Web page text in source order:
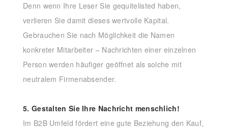
Denn wenn Ihre Leser Sie gequitelisted haben,
verlieren Sie damit dieses wertvolle Kapital.
Gebrauchen Sie nach Möglichkeit die Namen
konkreter Mitarbeiter – Nachrichten einer einzelnen
Person werden häufiger geöffnet als solche mit
neutralem Firmenabsender.
5. Gestalten Sie Ihre Nachricht menschlich!
Im B2B Umfeld fördert eine gute Beziehung den Kauf,